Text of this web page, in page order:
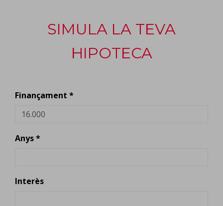
SIMULA LA TEVA
HIPOTECA
Finançament *
Anys *
Interès